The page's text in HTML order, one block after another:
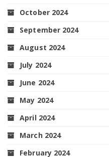
October 2024
September 2024
August 2024
July 2024
June 2024
May 2024
April 2024
March 2024
February 2024